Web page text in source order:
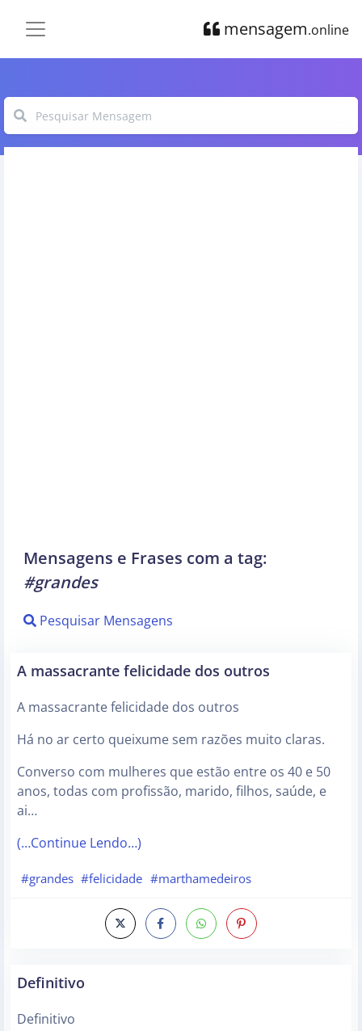
mensagem.online
Mensagens e Frases com a tag:
#grandes
Pesquisar Mensagens
A massacrante felicidade dos outros
A massacrante felicidade dos outros
Há no ar certo queixume sem razões muito claras.
Converso com mulheres que estão entre os 40 e 50
anos, todas com profissão, marido, filhos, saúde, e
ai…
(…Continue Lendo…)
#grandes #felicidade #marthamedeiros
Definitivo
Definitivo